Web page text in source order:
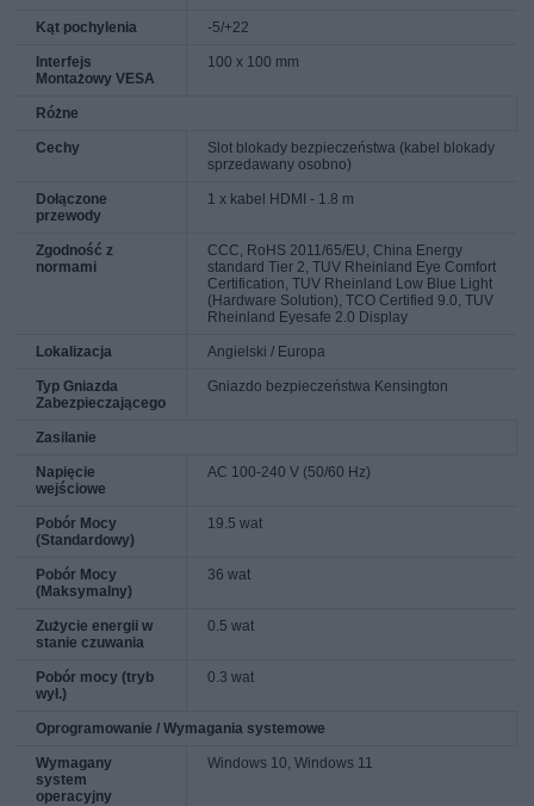
Kąt pochylenia -5/+22
Interfejs
Montażowy VESA
100 x 100 mm
Różne
Cechy
Slot blokady bezpieczeństwa (kabel blokady
sprzedawany osobno)
Dołączone
przewody
1 x kabel HDMI - 1.8 m
Zgodność z
normami
CCC, RoHS 2011/65/EU, China Energy
standard Tier 2, TUV Rheinland Eye Comfort
Certification, TUV Rheinland Low Blue Light
(Hardware Solution), TCO Certified 9.0, TUV
Rheinland Eyesafe 2.0 Display
Lokalizacja Angielski / Europa
Typ Gniazda
Zabezpieczającego
Gniazdo bezpieczeństwa Kensington
Zasilanie
Napięcie
wejściowe
AC 100-240 V (50/60 Hz)
Pobór Mocy
(Standardowy)
19.5 wat
Pobór Mocy
(Maksymalny)
36 wat
Zużycie energii w
stanie czuwania
0.5 wat
Pobór mocy (tryb
wył.)
0.3 wat
Oprogramowanie / Wymagania systemowe
Wymagany
system
operacyjny
Windows 10, Windows 11